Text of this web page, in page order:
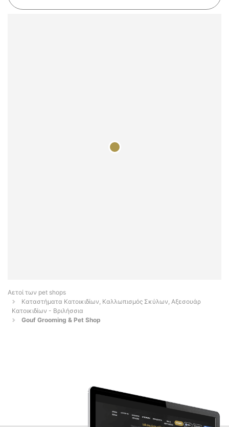
Αετοί των pet shops
Καταστήματα Κατοικιδίων, Καλλωπισμός Σκύλων, Αξεσουάρ
Κατοικιδίων - Βριλήσσια
Gouf Grooming & Pet Shop